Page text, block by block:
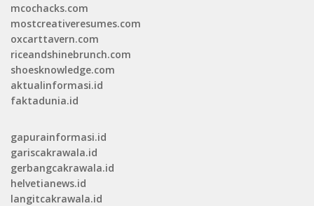
mcochacks.com
mostcreativeresumes.com
oxcarttavern.com
riceandshinebrunch.com
shoesknowledge.com
aktualinformasi.id
faktadunia.id
gapurainformasi.id
gariscakrawala.id
gerbangcakrawala.id
helvetianews.id
langitcakrawala.id